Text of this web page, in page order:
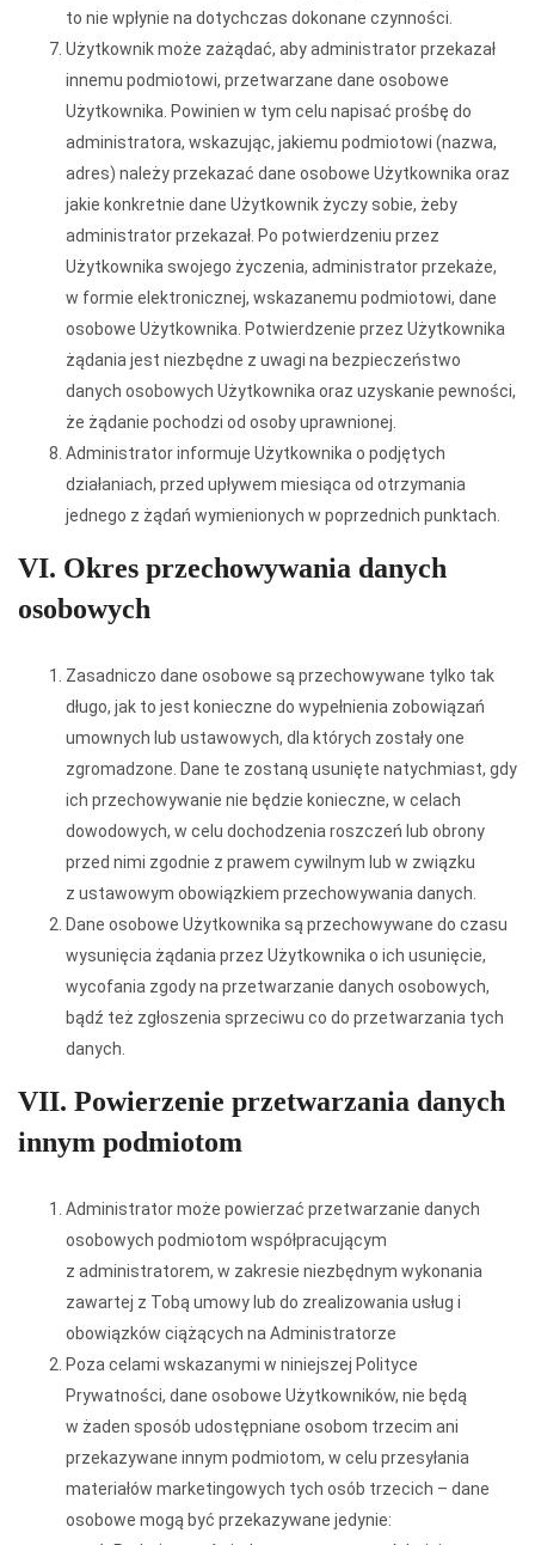
to nie wpłynie na dotychczas dokonane czynności.
Użytkownik może zażądać, aby administrator przekazał
innemu podmiotowi, przetwarzane dane osobowe
Użytkownika. Powinien w tym celu napisać prośbę do
administratora, wskazując, jakiemu podmiotowi (nazwa,
adres) należy przekazać dane osobowe Użytkownika oraz
jakie konkretnie dane Użytkownik życzy sobie, żeby
administrator przekazał. Po potwierdzeniu przez
Użytkownika swojego życzenia, administrator przekaże,
w formie elektronicznej, wskazanemu podmiotowi, dane
osobowe Użytkownika. Potwierdzenie przez Użytkownika
żądania jest niezbędne z uwagi na bezpieczeństwo
danych osobowych Użytkownika oraz uzyskanie pewności,
że żądanie pochodzi od osoby uprawnionej.
Administrator informuje Użytkownika o podjętych
działaniach, przed upływem miesiąca od otrzymania
jednego z żądań wymienionych w poprzednich punktach.
VI. Okres przechowywania danych
osobowych
Zasadniczo dane osobowe są przechowywane tylko tak
długo, jak to jest konieczne do wypełnienia zobowiązań
umownych lub ustawowych, dla których zostały one
zgromadzone. Dane te zostaną usunięte natychmiast, gdy
ich przechowywanie nie będzie konieczne, w celach
dowodowych, w celu dochodzenia roszczeń lub obrony
przed nimi zgodnie z prawem cywilnym lub w związku
z ustawowym obowiązkiem przechowywania danych.
Dane osobowe Użytkownika są przechowywane do czasu
wysunięcia żądania przez Użytkownika o ich usunięcie,
wycofania zgody na przetwarzanie danych osobowych,
bądź też zgłoszenia sprzeciwu co do przetwarzania tych
danych.
VII. Powierzenie przetwarzania danych
innym podmiotom
Administrator może powierzać przetwarzanie danych
osobowych podmiotom współpracującym
z administratorem, w zakresie niezbędnym wykonania
zawartej z Tobą umowy lub do zrealizowania usług i
obowiązków ciążących na Administratorze
Poza celami wskazanymi w niniejszej Polityce
Prywatności, dane osobowe Użytkowników, nie będą
w żaden sposób udostępniane osobom trzecim ani
przekazywane innym podmiotom, w celu przesyłania
materiałów marketingowych tych osób trzecich – dane
osobowe mogą być przekazywane jedynie: